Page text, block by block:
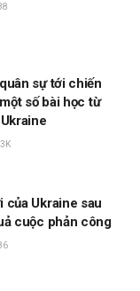
sự tới chiến
số bài học từ
của Ukraine sau
cuộc phản công